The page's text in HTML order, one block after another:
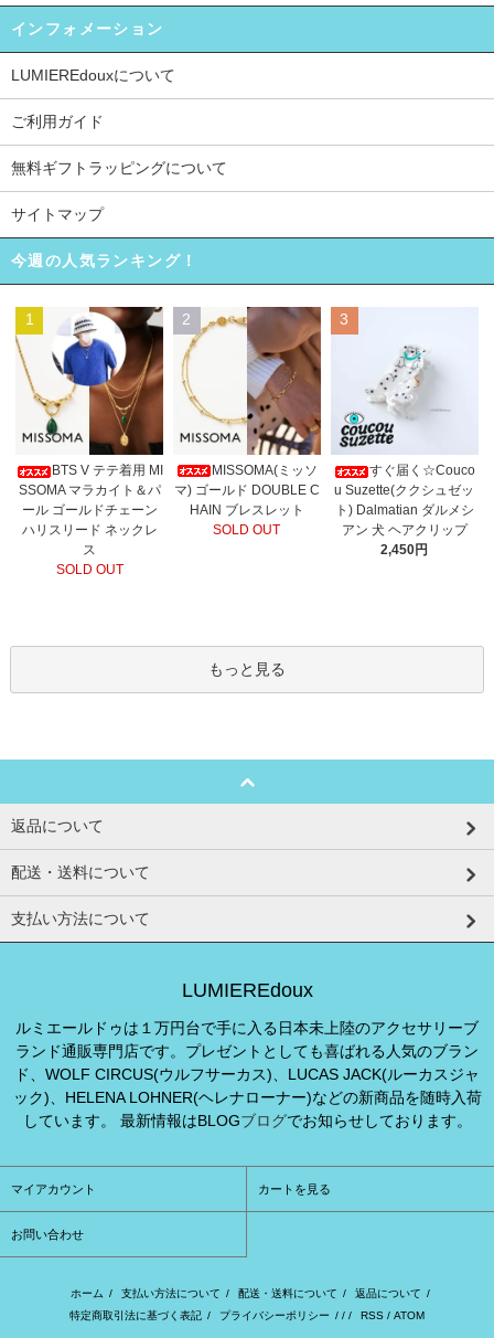
インフォメーション
LUMIEREdouxについて
ご利用ガイド
無料ギフトラッピングについて
サイトマップ
今週の人気ランキング！
1
BTS V テテ着用 MI
SSOMA マラカイト＆パ
ール ゴールドチェーン
ハリスリード ネックレ
ス
SOLD OUT
2
MISSOMA(ミッソ
マ) ゴールド DOUBLE C
HAIN ブレスレット
SOLD OUT
3
すぐ届く☆Couco
u Suzette(ククシュゼッ
ト) Dalmatian ダルメシ
アン 犬 ヘアクリップ
2,450円
もっと見る
返品について
配送・送料について
支払い方法について
LUMIEREdoux
ルミエールドゥは１万円台で手に入る日本未上陸のアクセサリーブ
ランド通販専門店です。プレゼントとしても喜ばれる人気のブラン
ド、WOLF CIRCUS(ウルフサーカス)、LUCAS JACK(ルーカスジャ
ック)、HELENA LOHNER(ヘレナローナー)などの新商品を随時入荷
しています。 最新情報はBLOGブログでお知らせしております。
マイアカウント カートを見る
お問い合わせ
ホーム / 支払い方法について / 配送・送料について / 返品について /
特定商取引法に基づく表記 / プライバシーポリシー / / / RSS / ATOM